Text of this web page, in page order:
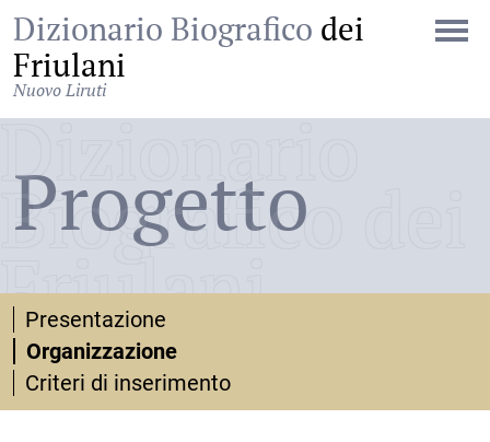
Dizionario Biografico dei
Friulani
Nuovo Liruti
Dizionario
Biografico dei
Friulani
Progetto
Presentazione
Organizzazione
Criteri di inserimento